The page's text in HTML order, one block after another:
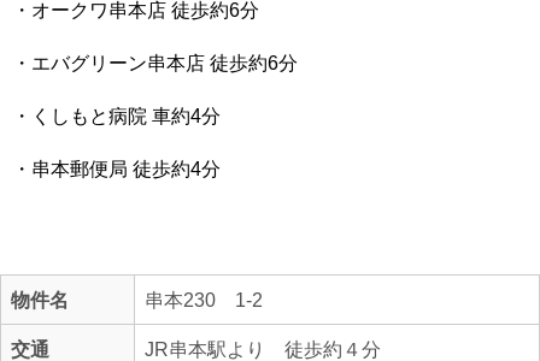
・オークワ串本店 徒歩約6分
・エバグリーン串本店 徒歩約6分
・くしもと病院 車約4分
・串本郵便局 徒歩約4分
物件名 串本230 1-2
交通 JR串本駅より 徒歩約４分